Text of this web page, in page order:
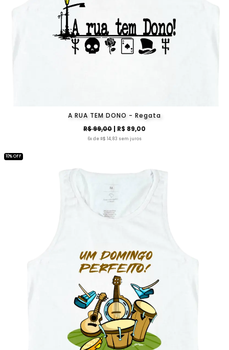
A RUA TEM DONO - Regata
R$ 99,00 | R$ 89,00
6x de R$ 14,83 sem juros
10% OFF